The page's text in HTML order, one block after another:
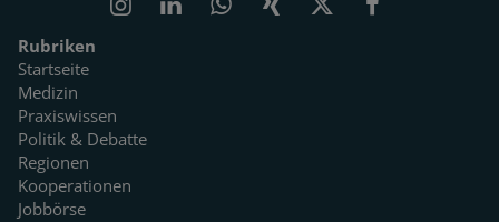
Rubriken
Startseite
Medizin
Praxiswissen
Politik & Debatte
Regionen
Kooperationen
Jobbörse